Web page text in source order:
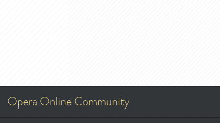
Opera Online Community